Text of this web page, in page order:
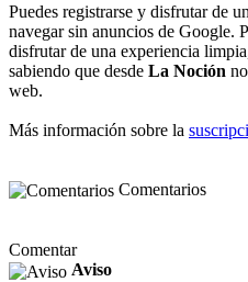
Puedes registrarse y disfrutar de
navegar sin anuncios de Google.
disfrutar de una experiencia
sabiendo que desde La Noción
web.
Más información sobre la
Comentarios
Comentar
Aviso